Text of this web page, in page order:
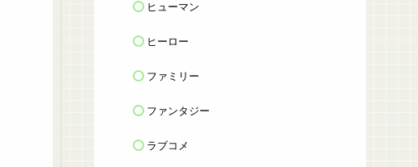
ヒューマン
ヒーロー
ファミリー
ファンタジー
ラブコメ